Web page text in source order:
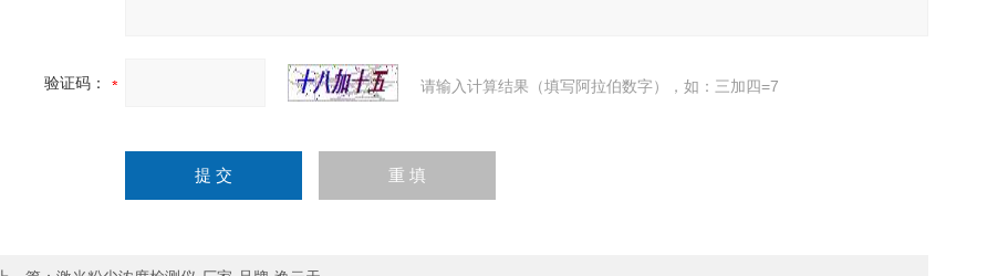
验证码： 请输入计算结果（填写阿拉伯数字），如：三加四=7